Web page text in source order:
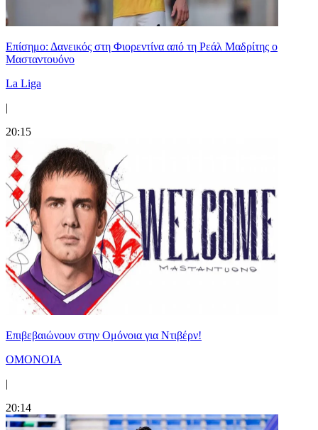
Επίσημο: Δανεικός στη Φιορεντίνα από τη Ρεάλ Μαδρίτης ο
Μασταντουόνο
La Liga
|
20:15
Επιβεβαιώνουν στην Ομόνοια για Ντιβέρν!
ΟΜΟΝΟΙΑ
|
20:14